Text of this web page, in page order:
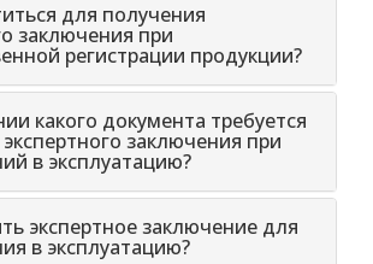
для получения
заключения при
регистрации продукции?
какого документа требуется
заключения при
в эксплуатацию?
экспертное заключение для
в эксплуатацию?